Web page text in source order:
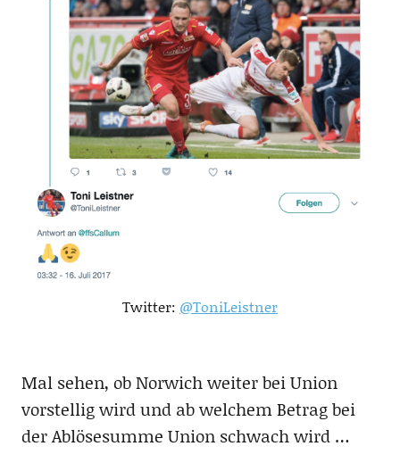
Twitter: @ToniLeistner
Mal sehen, ob Norwich weiter bei Union
vorstellig wird und ab welchem Betrag bei
der Ablösesumme Union schwach wird …